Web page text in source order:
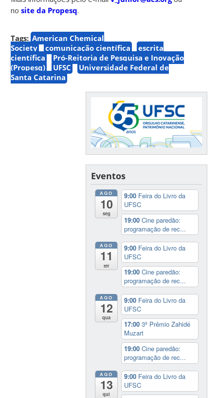
nosite da Propesq.
Tags: American Chemical
Society
comunicação científica
escrita
científica
Pró-Reitoria de Pesquisa e Inovação
(Propesq)
UFSC
Universidade Federal de
Santa Catarina
Eventos
AGO
10
seg
9:00 Feira do Livro da
UFSC
19:00Cine paredão:
programação de rec...
AGO
11
ter
9:00 Feira do Livro da
UFSC
19:00Cine paredão:
programação de rec...
AGO
12
qua
9:00 Feira do Livro da
UFSC
17:003º Prêmio Zahidé
Muzart
19:00Cine paredão:
programação de rec...
AGO
13
qui
9:00 Feira do Livro da
UFSC